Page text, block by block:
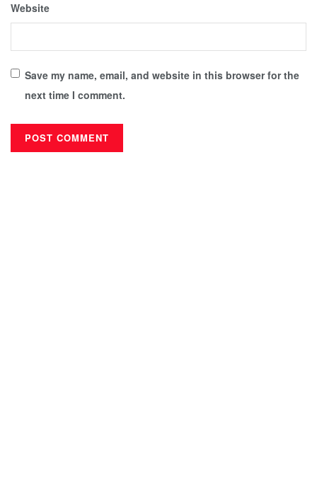
Website
Save my name, email, and website in this browser for the
next time I comment.